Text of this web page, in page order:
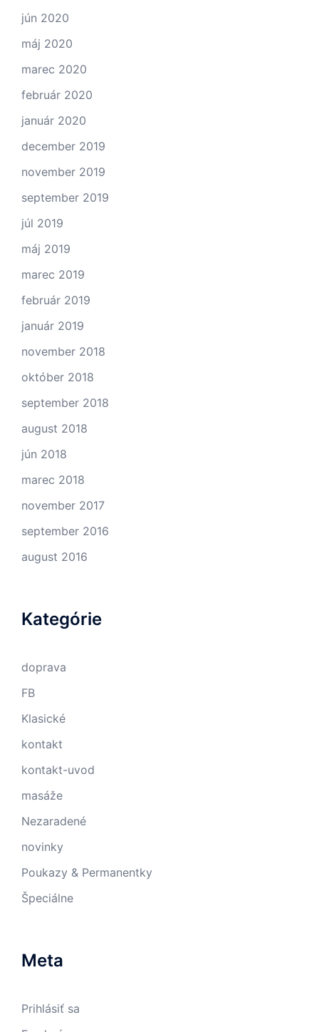
jún 2020
máj 2020
marec 2020
február 2020
január 2020
december 2019
november 2019
september 2019
júl 2019
máj 2019
marec 2019
február 2019
január 2019
november 2018
október 2018
september 2018
august 2018
jún 2018
marec 2018
november 2017
september 2016
august 2016
Kategórie
doprava
FB
Klasické
kontakt
kontakt-uvod
masáže
Nezaradené
novinky
Poukazy & Permanentky
Špeciálne
Meta
Prihlásiť sa